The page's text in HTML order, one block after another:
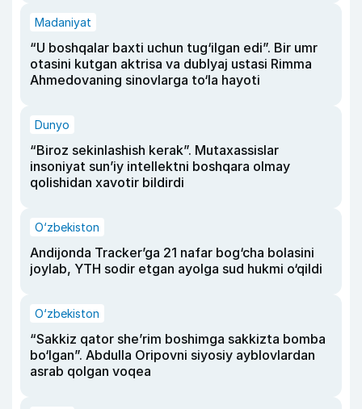
Madaniyat
“U boshqalar baxti uchun tug‘ilgan edi”. Bir umr
otasini kutgan aktrisa va dublyaj ustasi Rimma
Ahmedovaning sinovlarga to‘la hayoti
Dunyo
“Biroz sekinlashish kerak”. Mutaxassislar
insoniyat sun’iy intellektni boshqara olmay
qolishidan xavotir bildirdi
O‘zbekiston
Andijonda Tracker’ga 21 nafar bog‘cha bolasini
joylab, YTH sodir etgan ayolga sud hukmi o‘qildi
O‘zbekiston
“Sakkiz qator she’rim boshimga sakkizta bomba
bo‘lgan”. Abdulla Oripovni siyosiy ayblovlardan
asrab qolgan voqea